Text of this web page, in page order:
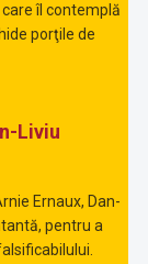
îl contemplă
porţile de
Liviu
Ernaux, Dan-
pentru a